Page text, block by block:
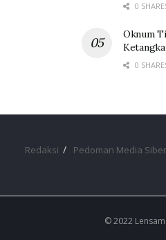
0
Oknum
0
Redaksi Pedoman Media Siber
© 2022